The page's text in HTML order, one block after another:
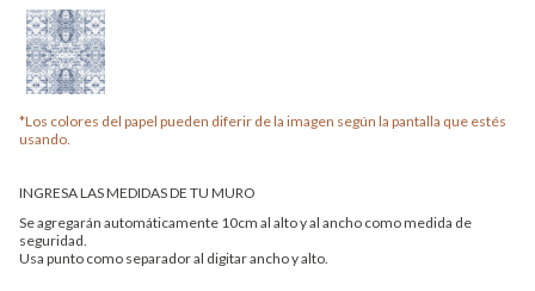
*Los colores del papel pueden diferir de la imagen según la pantalla que estés
usando.
INGRESA LAS MEDIDAS DE TU MURO
Se agregarán automáticamente 10cm al alto y al ancho como medida de
seguridad.
Usa punto como separador al digitar ancho y alto.